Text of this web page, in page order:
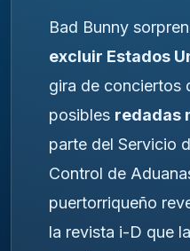
Bad Bunny
excluir Estados
gira de conciertos
posibles redadas
parte del Servicio
Control de
puertorriqueño
la revista i-D que